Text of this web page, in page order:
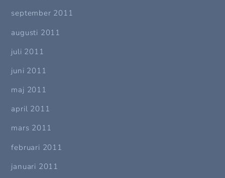
september 2011
augusti 2011
juli 2011
juni 2011
maj 2011
april 2011
mars 2011
februari 2011
januari 2011